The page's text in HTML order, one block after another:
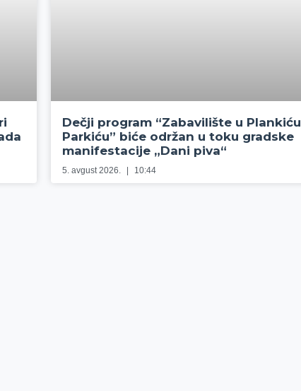
Dečji program “Zabavilište u Plankiću
Parkiću” biće održan u toku gradske
manifestacije „Dani piva“
5. avgust 2026. 10:44